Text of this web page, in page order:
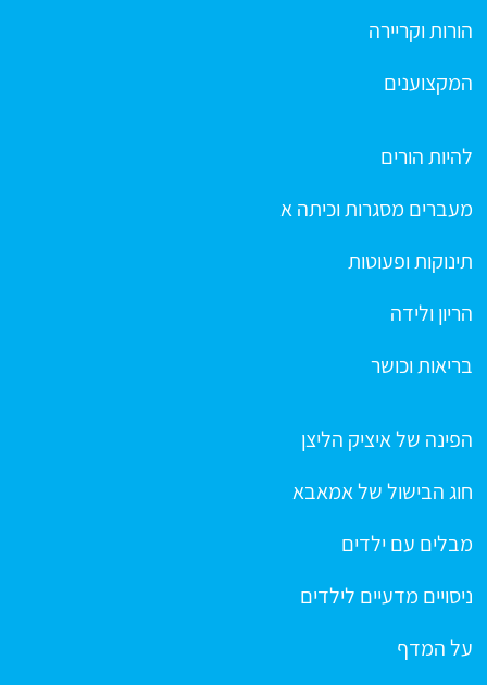
הורות וקריירה
המקצוענים
להיות הורים
מעברים מסגרות וכיתה א
תינוקות ופעוטות
הריון ולידה
בריאות וכושר
הפינה של איציק הליצן
חוג הבישול של אמאבא
מבלים עם ילדים
ניסויים מדעיים לילדים
על המדף